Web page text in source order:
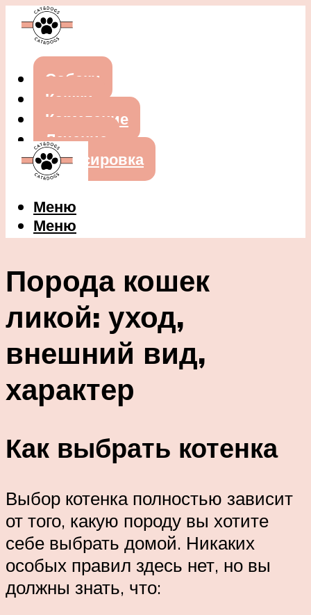
Собаки
Кошки
Кормление
Лечение
Дрессировка
Меню
Меню
Порода кошек
ликой: уход,
внешний вид,
характер
Как выбрать котенка
Выбор котенка полностью зависит
от того, какую породу вы хотите
себе выбрать домой. Никаких
особых правил здесь нет, но вы
должны знать, что: